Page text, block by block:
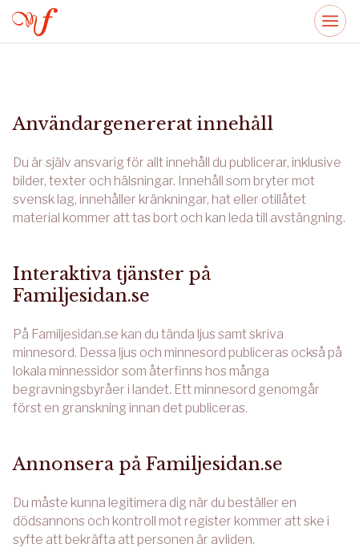
Användargenererat innehåll
Du är själv ansvarig för allt innehåll du publicerar, inklusive
bilder, texter och hälsningar. Innehåll som bryter mot
svensk lag, innehåller kränkningar, hat eller otillåtet
material kommer att tas bort och kan leda till avstängning.
Interaktiva tjänster på
Familjesidan.se
På Familjesidan.se kan du tända ljus samt skriva
minnesord. Dessa ljus och minnesord publiceras också på
lokala minnessidor som återfinns hos många
begravningsbyråer i landet. Ett minnesord genomgår
först en granskning innan det publiceras.
Annonsera på Familjesidan.se
Du måste kunna legitimera dig när du beställer en
dödsannons och kontroll mot register kommer att ske i
syfte att bekräfta att personen är avliden.